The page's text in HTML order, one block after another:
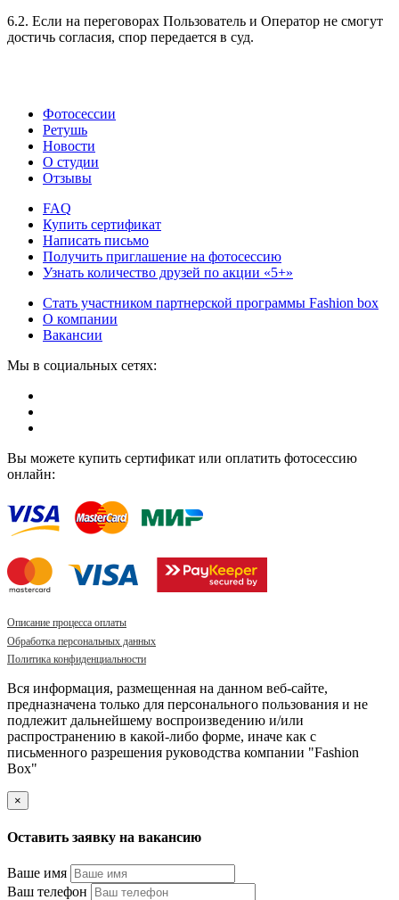
6.2. Если на переговорах Пользователь и Оператор не смогут
достичь согласия, спор передается в суд.
Фотосессии
Ретушь
Новости
О студии
Отзывы
FAQ
Купить сертификат
Написать письмо
Получить приглашение на фотосессию
Узнать количество друзей по акции «5+»
Стать участником партнерской программы Fashion box
О компании
Вакансии
Мы в социальных сетях:
Вы можете купить сертификат или оплатить фотосессию
онлайн:
Описание процесса оплаты
Обработка персональных данных
Политика конфиденциальности
Вся информация, размещенная на данном веб-сайте,
предназначена только для персонального пользования и не
подлежит дальнейшему воспроизведению и/или
распространению в какой-либо форме, иначе как с
письменного разрешения руководства компании "Fashion
Box"
×
Оставить заявку на вакансию
Ваше имя
Ваш телефон